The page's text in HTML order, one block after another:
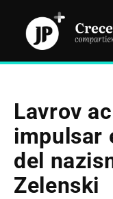
Lavrov
impulsar
del
Zelenski